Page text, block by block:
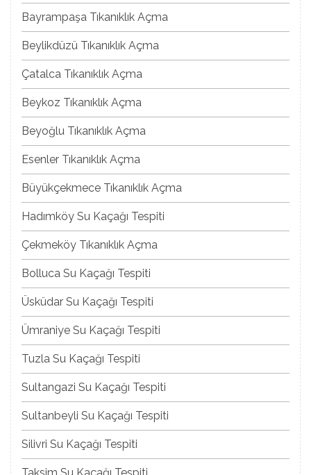
Bayrampaşa Tıkanıklık Açma
Beylikdüzü Tıkanıklık Açma
Çatalca Tıkanıklık Açma
Beykoz Tıkanıklık Açma
Beyoğlu Tıkanıklık Açma
Esenler Tıkanıklık Açma
Büyükçekmece Tıkanıklık Açma
Hadımköy Su Kaçağı Tespiti
Çekmeköy Tıkanıklık Açma
Bolluca Su Kaçağı Tespiti
Üsküdar Su Kaçağı Tespiti
Ümraniye Su Kaçağı Tespiti
Tuzla Su Kaçağı Tespiti
Sultangazi Su Kaçağı Tespiti
Sultanbeyli Su Kaçağı Tespiti
Silivri Su Kaçağı Tespiti